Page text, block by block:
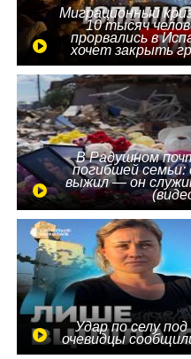
Миграционный
10 тысяч
прорвались в
хочет закрыть
В Радушном
погибшей
выжил — он
Удар по селу
очевидцы